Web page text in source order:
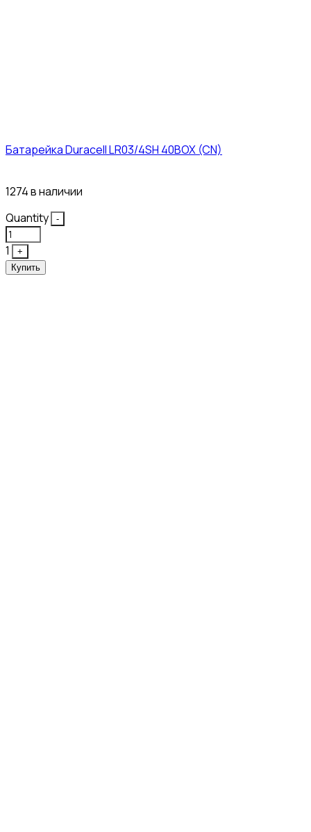
Батарейка Duracell LR03/4SH 40BOX (CN)
1274 в наличии
Quantity
-
1
+
Купить